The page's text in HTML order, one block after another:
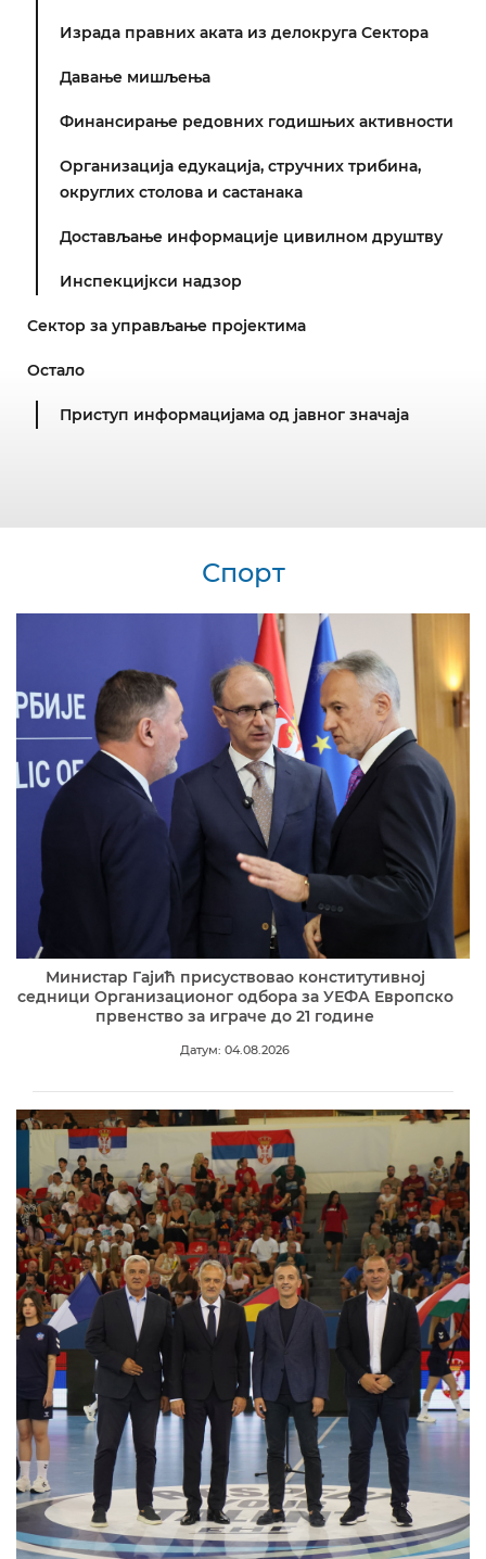
Израда правних аката из делокруга Сектора
Давање мишљења
Финансирање редовних годишњих активности
Организација едукација, стручних трибина,
округлих столова и састанака
Достављање информације цивилном друштву
Инспекцијкси надзор
Сектор за управљање пројектима
Остало
Приступ информацијама од јавног значаја
Спорт
Министар Гајић присуствовао конститутивној
седници Организационог одбора за УЕФА Европско
првенство за играче до 21 године
Датум: 04.08.2026